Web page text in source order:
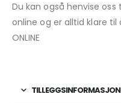
Du kan også henvise
online og er alltid klare til
ONLINE
TILLEGGSINFORMASJON